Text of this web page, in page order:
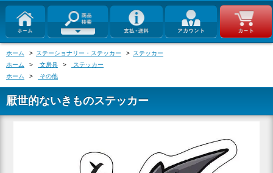
ホーム > ステーショナリー・ステッカー > ステッカー
ホーム
> 文房具 >
ステッカー
ホーム
> その他
厭世的ないきものステッカー